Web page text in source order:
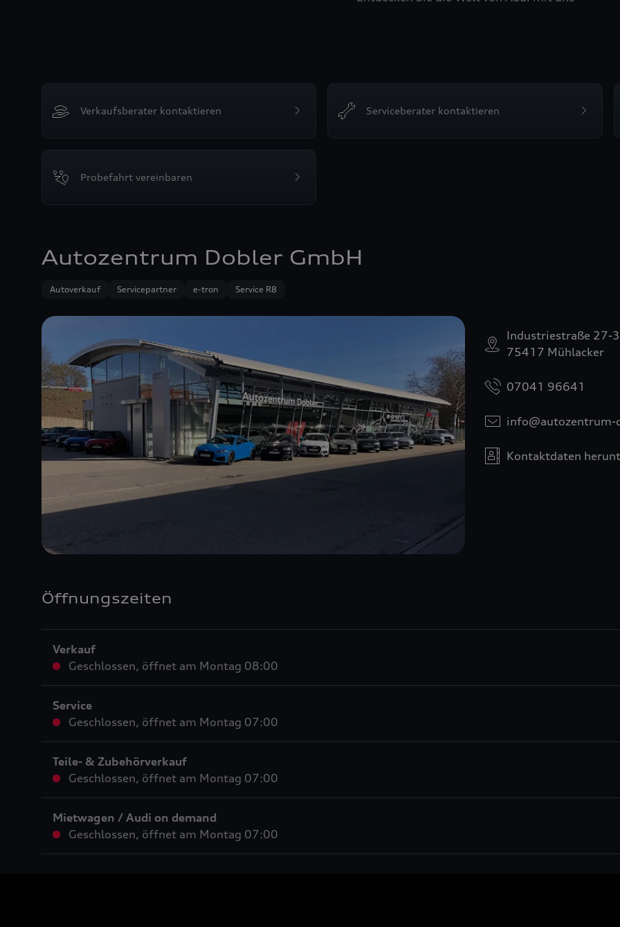
Verkaufsberater kontaktieren Serviceberater kontaktieren
Probefahrt vereinbaren
Autozentrum Dobler GmbH
Autoverkauf Servicepartner e-tron Service R8
Industriestraße 27-
75417 Mühlacker
07041 96641
info@autozentrum-
Kontaktdaten
Öffnungszeiten
Verkauf
Geschlossen, öffnet am Montag 08:00
Service
Geschlossen, öffnet am Montag 07:00
Teile- & Zubehörverkauf
Geschlossen, öffnet am Montag 07:00
Mietwagen / Audi on demand
Geschlossen, öffnet am Montag 07:00